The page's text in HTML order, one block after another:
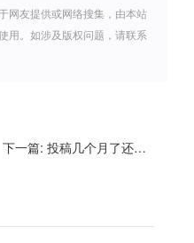
网友提供或网络搜集，由本站
用。如涉及版权问题，请联系
下一篇: 投稿几个月了还没回音，该不该催？